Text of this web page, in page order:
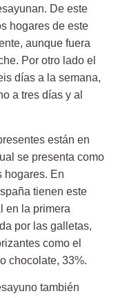
De este
hogares de este
aunque fuera
Por otro lado el
días a la semana,
a tres días y al
están en
se presenta como
hogares. En
tienen este
en la primera
por las galletas,
como el
chocolate, 33%.
también